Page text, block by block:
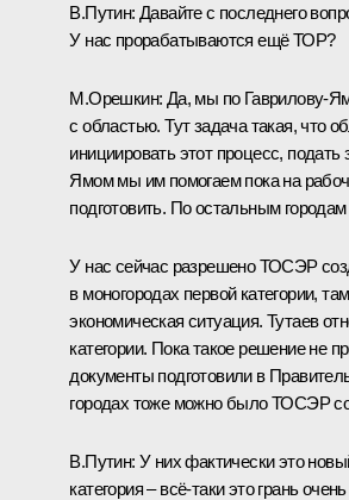
В.Путин: Давайте с последнего
У нас прорабатываются ещё ТОР?
М.Орешкин: Да, мы по Гаврилову-
с областью. Тут задача такая, что
инициировать этот процесс, подать
Ямом мы им помогаем пока на
подготовить. По остальным
У нас сейчас разрешено ТОСЭР
в моногородах первой категории,
экономическая ситуация. Тутаев
категории. Пока такое решение не
документы подготовили в
городах тоже можно было ТОСЭР
В.Путин: У них фактически это
категория – всё-таки это грань